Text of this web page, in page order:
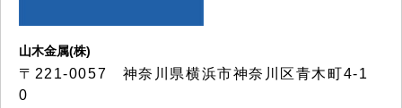
山木金属(株)
〒221-0057 神奈川県横浜市神奈川区青木町4-1
0